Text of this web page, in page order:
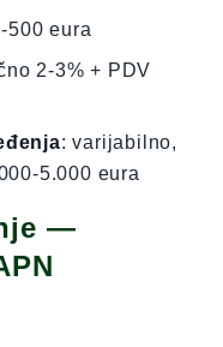
500 eura
2-3% + PDV
: varijabilno,
5.000 eura
—